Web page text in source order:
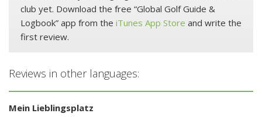
club yet. Download the free “Global Golf Guide &
Logbook” app from the iTunes App Store and write the
first review.
Reviews in other languages:
Mein Lieblingsplatz